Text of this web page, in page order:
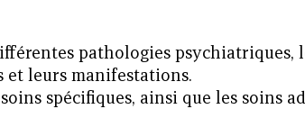
pathologies psychiatriques,
et leurs manifestations.
spécifiques, ainsi que les soins